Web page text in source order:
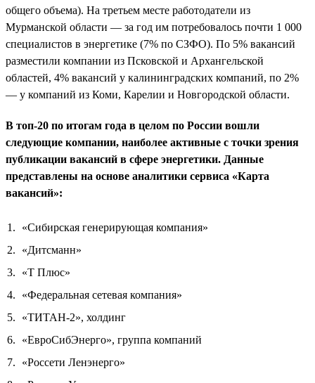
общего объема). На третьем месте работодатели из
Мурманской области — за год им потребовалось почти 1 000
специалистов в энергетике (7% по СЗФО). По 5% вакансий
разместили компании из Псковской и Архангельской
областей, 4% вакансий у калининградских компаний, по 2%
— у компаний из Коми, Карелии и Новгородской области.
В топ-20 по итогам года в целом по России вошли
следующие компании, наиболее активные с точки зрения
публикации вакансий в сфере энергетики. Данные
представлены на основе аналитики сервиса «Карта
вакансий»:
«Сибирская генерирующая компания»
«Дитсманн»
«Т Плюс»
«Федеральная сетевая компания»
«ТИТАН-2», холдинг
«ЕвроСибЭнерго», группа компаний
«Россети Ленэнерго»